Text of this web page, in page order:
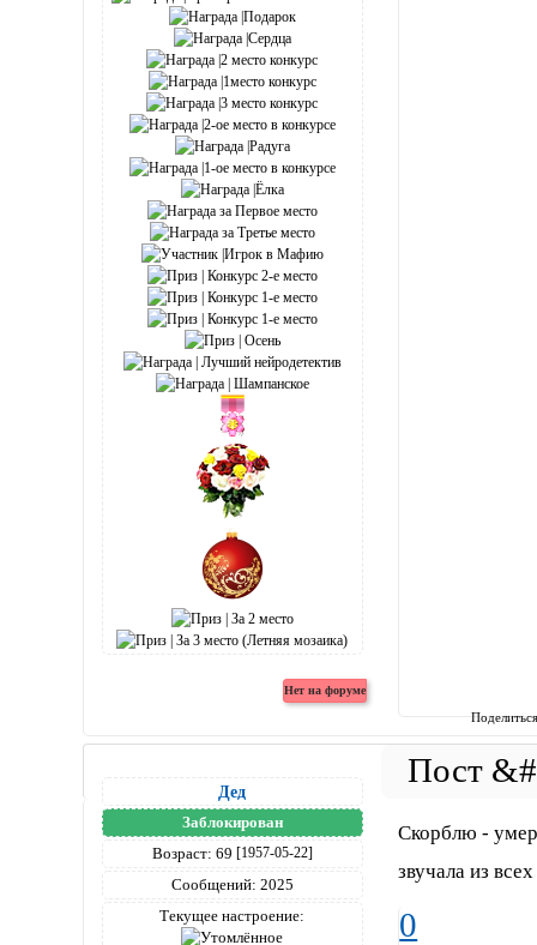
Дед
Заблокирован
Возраст: 69 [1957-05-22]
Сообщений: 2025
Текущее настроение:
Скорблю -
звучала из
0